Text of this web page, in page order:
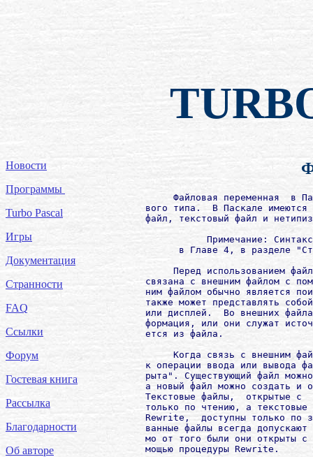
Новости
Программы
Turbo Pascal
Игры
Документация
Странности
FAQ
Ссылки
Форум
Гостевая книга
Рассылка
Благодарности
Об авторе
Файловая переменная  в
вого типа.  В Паскале
файл, текстовый файл и
Примечание:
в Главе 4, в разделе
Перед использованием
связана с внешним файлом с
ним файлом обычно является
также может представлять
или дисплей.  Во внешних
формация, или они служат
        ется из файла.
Когда связь с внешним
к операции ввода или вывода
рыта". Существующий файл
а новый файл можно создать и
Текстовые файлы,  открытые с
только по чтению, а
Rewrite,  доступны только по
ванные файлы всегда
мо от того были они открыты
        мощью процедуры Rewrite.